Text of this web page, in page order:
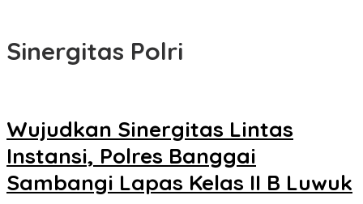
Sinergitas Polri
Wujudkan Sinergitas Lintas
Instansi, Polres Banggai
Sambangi Lapas Kelas II B Luwuk